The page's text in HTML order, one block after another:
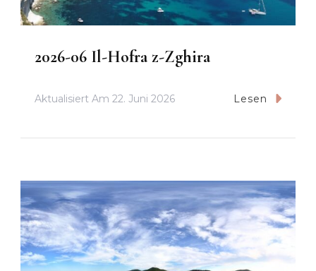
2026-06 Il-Hofra z-Zghira
Aktualisiert Am 22. Juni 2026 Lesen